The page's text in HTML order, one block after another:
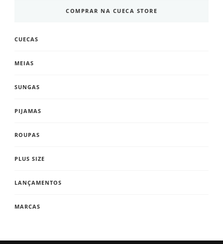
COMPRAR NA CUECA STORE
CUECAS
MEIAS
SUNGAS
PIJAMAS
ROUPAS
PLUS SIZE
LANÇAMENTOS
MARCAS